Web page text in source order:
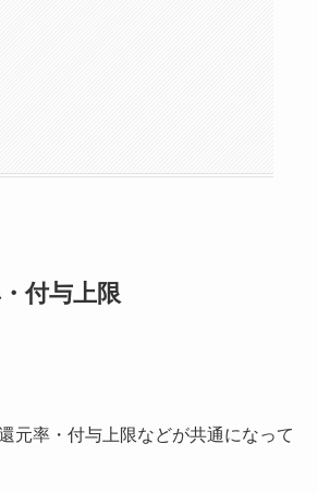
付与上限
元率・付与上限などが共通になって